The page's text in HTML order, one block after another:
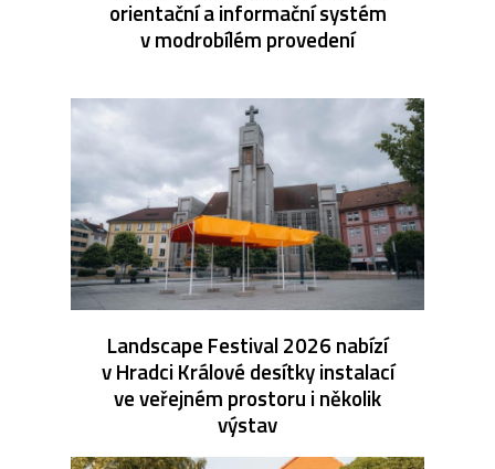
orientační a informační systém
v modrobílém provedení
Landscape Festival 2026 nabízí
v Hradci Králové desítky instalací
ve veřejném prostoru i několik
výstav